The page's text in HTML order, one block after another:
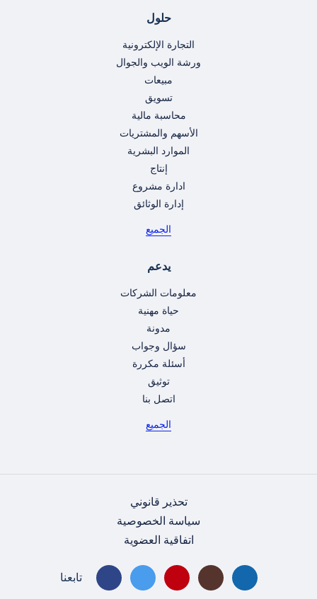
حلول
التجارة الإلكترونية
ورشة الويب والجوال
مبيعات
تسويق
محاسبة مالية
الأسهم والمشتريات
الموارد البشرية
إنتاج
ادارة مشروع
إدارة الوثائق
الجميع
يدعم
معلومات الشركات
حياة مهنية
مدونة
سؤال وجواب
أسئلة مكررة
توثيق
اتصل بنا
الجميع
تحذير قانوني
سياسة الخصوصية
اتفاقية العضوية
تابعنا